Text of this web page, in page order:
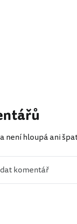
není hloupá ani